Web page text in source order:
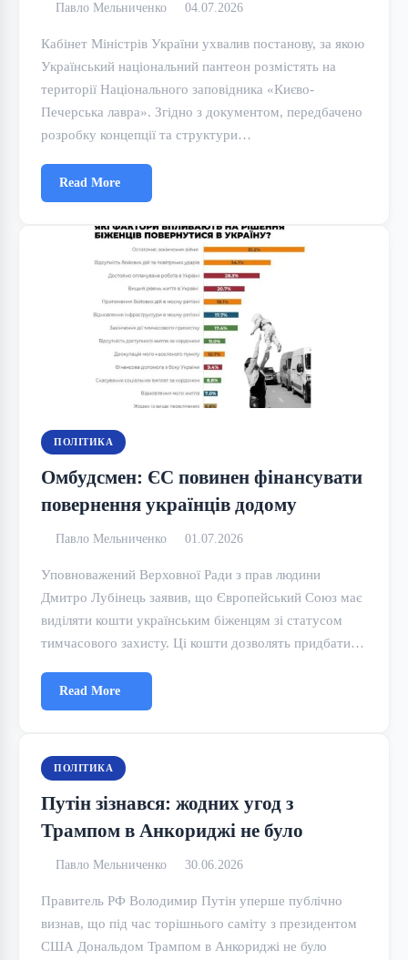
Павло Мельниченко 04.07.2026
Кабінет Міністрів України ухвалив постанову, за якою
Український національний пантеон розмістять на
території Національного заповідника «Києво-
Печерська лавра». Згідно з документом, передбачено
розробку концепції та структури…
Read More
ПОЛІТИКА
Омбудсмен: ЄС повинен фінансувати
повернення українців додому
Павло Мельниченко 01.07.2026
Уповноважений Верховної Ради з прав людини
Дмитро Лубінець заявив, що Європейський Союз має
виділяти кошти українським біженцям зі статусом
тимчасового захисту. Ці кошти дозволять придбати…
Read More
ПОЛІТИКА
Путін зізнався: жодних угод з
Трампом в Анкориджі не було
Павло Мельниченко 30.06.2026
Правитель РФ Володимир Путін уперше публічно
визнав, що під час торішнього саміту з президентом
США Дональдом Трампом в Анкориджі не було